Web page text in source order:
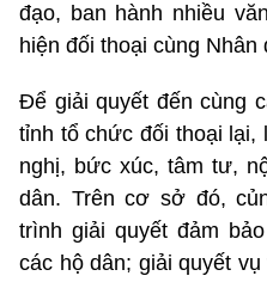
đạo, ban hành nhiều
hiện đối thoại cùng Nhân
Để giải quyết đến cùng
tỉnh tổ chức đối thoại lại,
nghị, bức xúc, tâm tư,
dân. Trên cơ sở đó,
trình giải quyết đảm
các hộ dân; giải quyết